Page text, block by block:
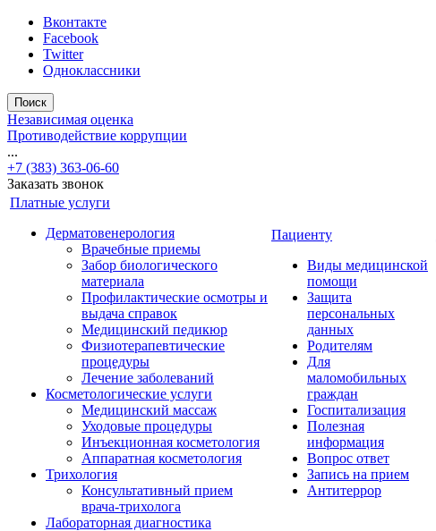
Вконтакте
Facebook
Twitter
Одноклассники
Поиск
Независимая оценка
Противодействие коррупции
...
+7 (383) 363-06-60
Заказать звонок
Платные услуги
Дерматовенерология
Врачебные приемы
Забор биологического
материала
Профилактические осмотры и
выдача справок
Медицинский педикюр
Физиотерапевтические
процедуры
Лечение заболеваний
Косметологические услуги
Медицинский массаж
Уходовые процедуры
Инъекционная косметология
Аппаратная косметология
Трихология
Консультативный прием
врача-трихолога
Лабораторная диагностика
Пациенту
Виды медицинской
помощи
Защита
персональных
данных
Родителям
Для
маломобильных
граждан
Госпитализация
Полезная
информация
Вопрос ответ
Запись на прием
Антитеррор